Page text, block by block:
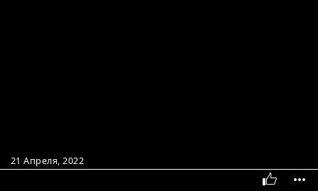
21 Апреля, 2022